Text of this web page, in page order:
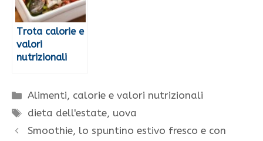
Trota calorie e
valori
nutrizionali
Categorie
Alimenti, calorie e valori nutrizionali
Tag
dieta dell'estate, uova
Smoothie, lo spuntino estivo fresco e con